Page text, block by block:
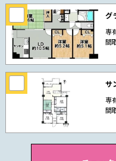
グ
専
間
サ
専
間